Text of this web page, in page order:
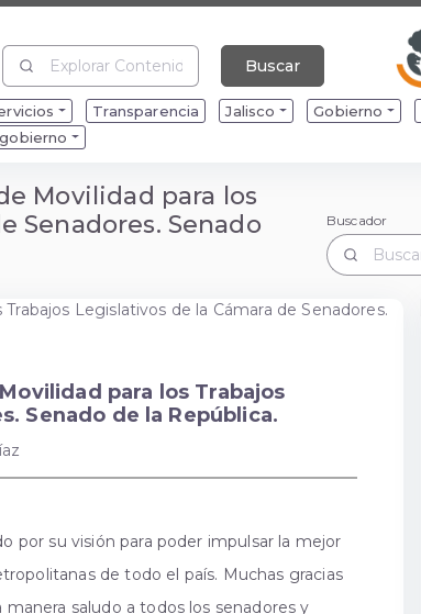
Buscar
Transparencia Jalisco Gobierno
Movilidad para los
Senadores. Senado
Buscador
Buscador
para los Trabajos
Senado de la República.
por su visión para poder impulsar la mejor
de todo el país. Muchas gracias
saludo a todos los senadores y